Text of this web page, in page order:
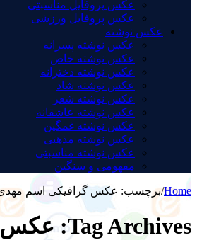
عکس پروفایل مناسبتی
عکس پروفایل ورزشی
عکس نوشته
عکس نوشته پسرانه
عکس نوشته خاص
عکس نوشته دخترانه
عکس نوشته شاد
عکس نوشته شعر
عکس نوشته عاشقانه
عکس نوشته غمگین
عکس نوشته مذهبی
عکس نوشته مناسبتی
مفهومی و سنگین
Home
/برچسب: عکس گرافیکی اسم
Tag Archives: عکس